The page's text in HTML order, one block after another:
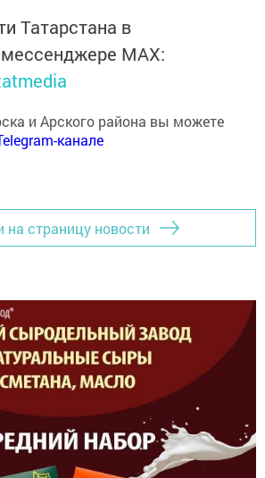
Татарстана в
MАХ:
и Арского района вы можете
канале
на страницу новости